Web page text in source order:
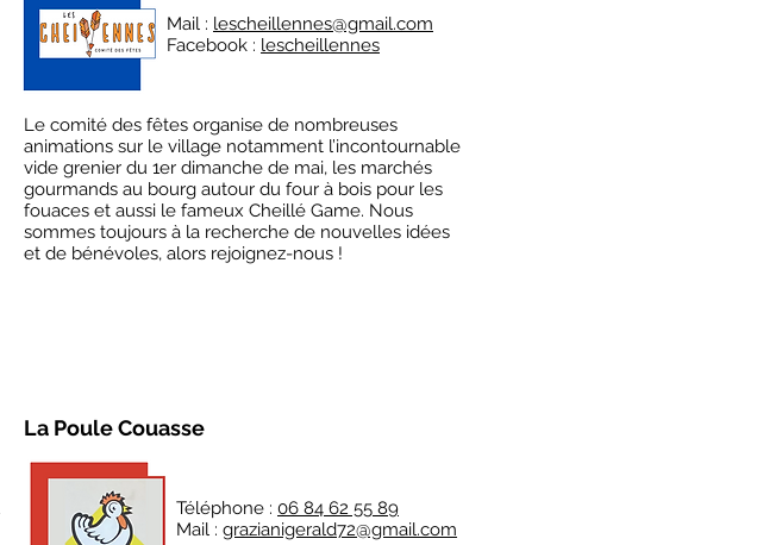
Mail : lescheillennes@gmail.com
Facebook : lescheillennes
Le comité des fêtes organise de nombreuses
animations sur le village notamment l’incontournable
vide grenier du 1er dimanche de mai, les marchés
gourmands au bourg autour du four à bois pour les
fouaces et aussi le fameux Cheillé Game. Nous
sommes toujours à la recherche de nouvelles idées
et de bénévoles, alors rejoignez-nous !
La Poule Couasse
Téléphone : 06 84 62 55 89
Mail : grazianigerald72@gmail.com